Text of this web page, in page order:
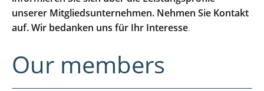
unserer Mitgliedsunternehmen. Nehmen Sie Kontakt
auf. Wir bedanken uns für Ihr Interesse.
Our members